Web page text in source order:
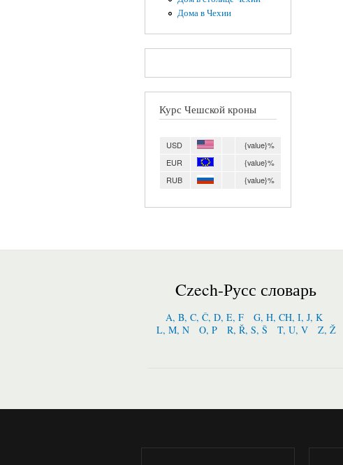
Дома в Чехии
Курс Чешской кроны
USD
{value}%
EUR
{value}%
RUB
{value}%
Czech-Русс словарь
A, B, C, Č, D, E, F
G, H, CH, I, J, K
L, M, N
O, P R, Ř, S, Š T, U, V Z, Ž